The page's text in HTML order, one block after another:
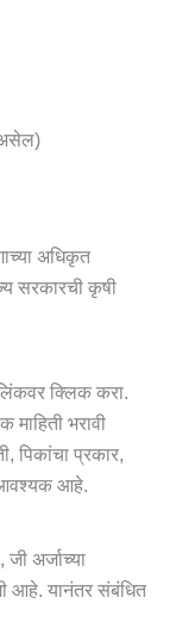
असेल)
अधिकृत
सरकारची कृषी
क्लिक करा.
भरावी
पिकांचा प्रकार,
आहे.
अर्जाच्या
आहे. यानंतर संबंधित